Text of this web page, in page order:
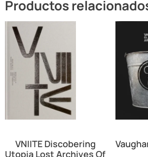
Productos
VNIITE Discobering
Utopia Lost Archives Of